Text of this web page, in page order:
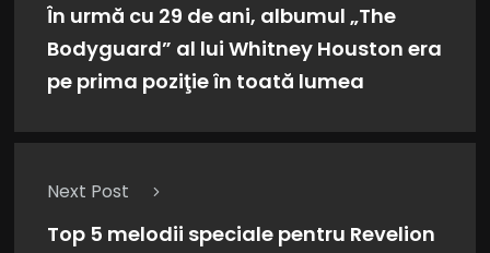
În urmă cu 29 de ani, albumul „The
Bodyguard” al lui Whitney Houston era
pe prima poziţie în toată lumea
Next Post
Top 5 melodii speciale pentru Revelion